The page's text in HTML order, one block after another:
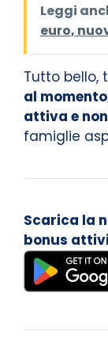
Leggi
euro,
Tutto bello,
al
attiva e
famiglie
Scarica la
bonus